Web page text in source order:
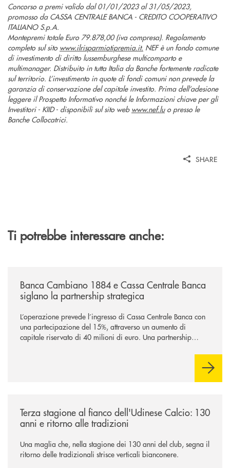
Concorso a premi valido dal 01/01/2023 al 31/05/2023,
promosso da CASSA CENTRALE BANCA - CREDITO COOPERATIVO
ITALIANO S.p.A.
Montepremi totale Euro 79.878,00 (iva compresa). Regolamento
completo sul sito www.ilrisparmiotipremia.it. NEF è un fondo comune
di investimento di diritto lussemburghese multicomparto e
multimanager. Distribuito in tutta Italia da Banche fortemente radicate
sul territorio. L’investimento in quote di fondi comuni non prevede la
garanzia di conservazione del capitale investito. Prima dell’adesione
leggere il Prospetto Informativo nonché le Informazioni chiave per gli
Investitori - KIID - disponibili sul sito web www.nef.luo presso le
Banche Collocatrici.
SHARE
Ti potrebbe interessare anche:
Banca Cambiano 1884 e Cassa Centrale Banca
siglano la partnership strategica
L’operazione prevede l’ingresso di Cassa Centrale Banca con
una partecipazione del 15%, attraverso un aumento di
capitale riservato di 40 milioni di euro. Una partnership
comuni e sulla prossimità ai territori, per ampliare l’offerta e
Terza stagione al fianco dell'Udinese Calcio: 130
anni e ritorno alle tradizioni
Una maglia che, nella stagione dei 130 anni del club, segna il
ritorno delle tradizionali strisce verticali bianconere.